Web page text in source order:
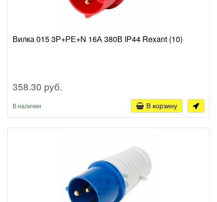
Вилка 015 3Р+РЕ+N 16А 380В IP44 Rexant (10)
358.30 руб.
В наличии В корзину